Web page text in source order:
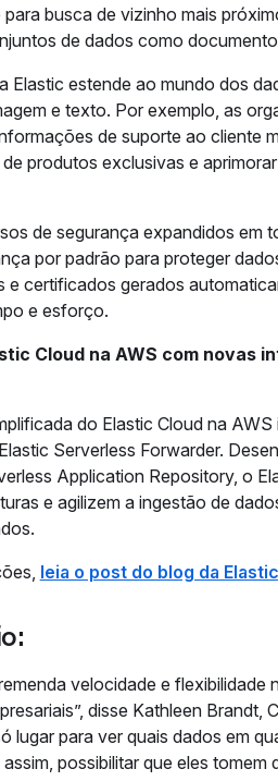
busca de vizinho mais
de dados como
Elastic estende ao mundo dos
e texto. Por exemplo, as
de suporte ao cliente
produtos exclusivas e
de segurança expandidos em
por padrão para proteger
certificados gerados
e esforço.
Cloud na AWS com novas
do Elastic Cloud na
Serverless Forwarder.
Application Repository, o
e agilizem a ingestão de
leia o post do blog da
velocidade e
disse Kathleen Brandt,
lugar para ver quais dados em
possibilitar que eles tomem